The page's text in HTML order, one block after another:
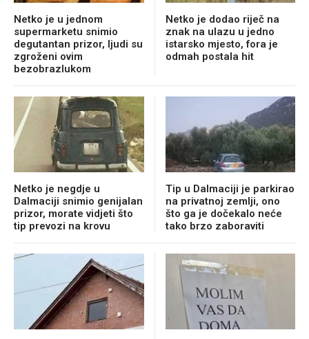
Netko je u jednom
supermarketu snimio
degutantan prizor, ljudi su
zgroženi ovim
bezobrazlukom
Netko je dodao riječ na
znak na ulazu u jedno
istarsko mjesto, fora je
odmah postala hit
Netko je negdje u
Dalmaciji snimio genijalan
prizor, morate vidjeti što
tip prevozi na krovu
Tip u Dalmaciji je parkirao
na privatnoj zemlji, ono
što ga je dočekalo neće
tako brzo zaboraviti